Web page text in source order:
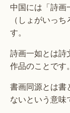
中国には「詩
（しょがいっ
す。
詩画一如とは詩
作品のことです。
書画同源とは書
ないという意味